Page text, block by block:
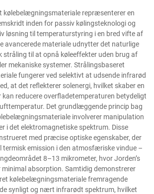
kølebelægningsmateriale repræsenterer en
inden for passiv kølingsteknologi og
løsning til temperaturstyring i en bred vifte af
avancerede materiale udnytter det naturlige
til at opnå køleeffekter uden brug af
mekaniske systemer. Strålingsbaseret
fungerer ved selektivt at udsende infrarød
at det reflekterer solenergi, hvilket skaber en
kan reducere overfladetemperaturen betydeligt
Det grundlæggende princip bag
involverer manipulation
i det elektromagnetiske spektrum. Disse
med præcise optiske egenskaber, der
termisk emission i den atmosfæriske vindue –
8–13 mikrometer, hvor Jorden’s
absorption. Samtidig demonstrerer
kølebelægningsmateriale fremragende
synligt og nært infrarødt spektrum, hvilket